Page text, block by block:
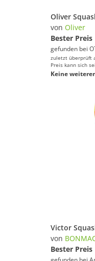
von Oliver
Bester Preis
gefunden bei
zuletzt überprüft
Preis kann sich
Keine
von
Bester Preis